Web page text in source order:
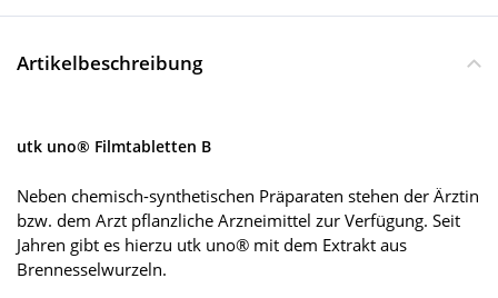
Artikelbeschreibung
utk uno® Filmtabletten B
Neben chemisch-synthetischen Präparaten stehen der Ärztin
bzw. dem Arzt pflanzliche Arzneimittel zur Verfügung. Seit
Jahren gibt es hierzu utk uno® mit dem Extrakt aus
Brennesselwurzeln.